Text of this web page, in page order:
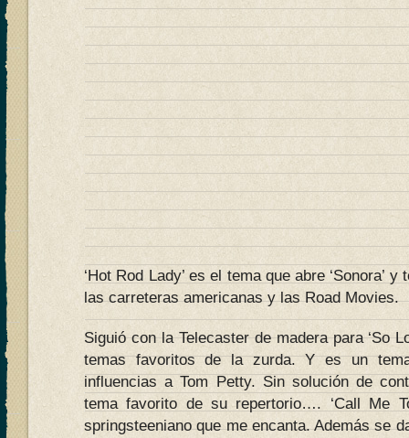
‘Hot Rod Lady’ es el tema que abre ‘Sonora’
las carreteras americanas y las Road Movies.
Siguió con la Telecaster de madera para ‘So
temas favoritos de la zurda. Y es un
influencias a Tom Petty. Sin solución de
tema favorito de su repertorio…. ‘Call Me
springsteeniano que me encanta. Además se